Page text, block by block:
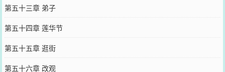
第五十三章 弟子
第五十四章 莲华节
第五十五章 逛街
第五十六章 改观